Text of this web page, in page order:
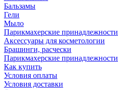
Бальзамы
Гели
Мыло
Парикмахерские принадлежности
Аксессуары для косметологии
Брашинги, расчески
Парикмахерские принадлежности
Как купить
Условия оплаты
Условия доставки